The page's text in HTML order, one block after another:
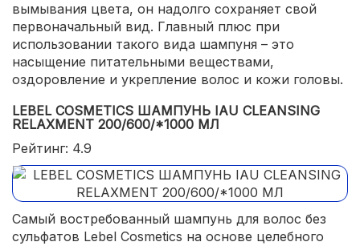
вымывания цвета, он надолго сохраняет свой
первоначальный вид. Главный плюс при
использовании такого вида шампуня – это
насыщение питательными веществами,
оздоровление и укрепление волос и кожи головы.
LEBEL COSMETICS ШАМПУНЬ IAU CLEANSING
RELAXMENT 200/600/*1000 МЛ
Рейтинг: 4.9
Самый востребованный шампунь для волос без
сульфатов Lebel Cosmetics на основе целебного